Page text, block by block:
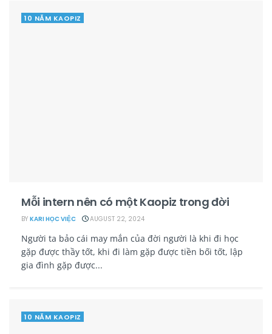
10 NĂM KAOPIZ
Mỗi intern nên có một Kaopiz trong đời
BY KARI HỌC VIỆC AUGUST 22, 2024
Người ta bảo cái may mắn của đời người là khi đi học
gặp được thầy tốt, khi đi làm gặp được tiền bối tốt, lập
gia đình gặp được...
10 NĂM KAOPIZ